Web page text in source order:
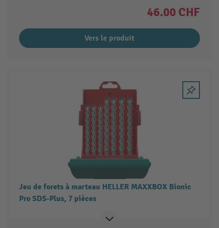
46.00 CHF
Vers le produit
Jeu de forets à marteau HELLER MAXXBOX Bionic
Pro SDS-Plus, 7 pièces